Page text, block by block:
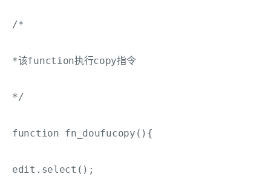
/*
*该function执行copy指令
*/
function fn_doufucopy(){
edit.select();